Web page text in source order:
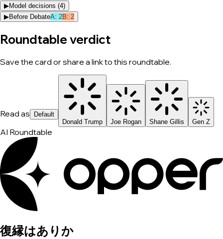
▶Model decisions (4)
▶Before DebateA: 2B: 2
Roundtable verdict
Save the card or share a link to this roundtable.
Read as
Default
Donald Trump
Joe Rogan Shane Gillis Gen Z
AI Roundtable
復縁はありか